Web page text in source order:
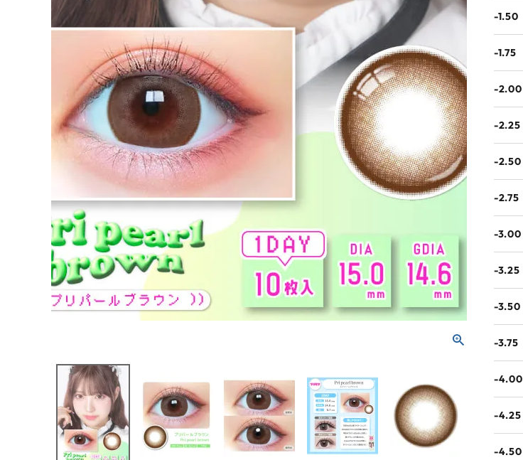
お問い合わせ
-1.50
-1.75
-2.00
-2.25
-2.50
-2.75
-3.00
-3.25
-3.50
-3.75
-4.00
-4.25
-4.50